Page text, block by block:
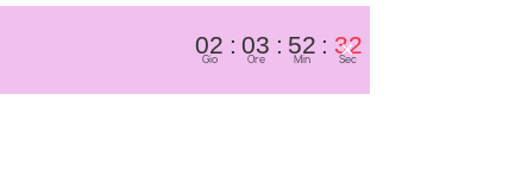
02
Gio
03
Ore
52
Min
32
Sec
×